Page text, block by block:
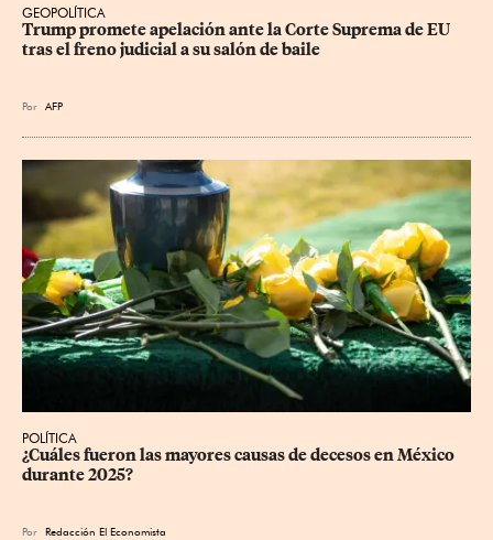
GEOPOLÍTICA
Trump promete apelación ante la Corte Suprema de EU
tras el freno judicial a su salón de baile
Por AFP
POLÍTICA
¿Cuáles fueron las mayores causas de decesos en México
durante 2025?
Por Redacción El Economista